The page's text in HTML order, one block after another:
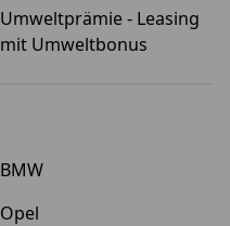
zieht, etwa
durch
entstandene
Umweltprämie - Leasing
mit Umweltbonus
BMW
Opel